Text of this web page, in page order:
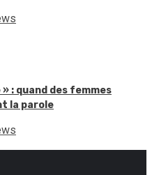
: quand des femmes
la parole